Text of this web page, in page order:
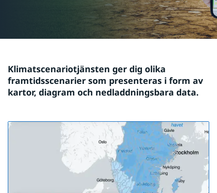
Klimatscenariotjänsten ger dig olika
framtidsscenarier som presenteras i form av
kartor, diagram och nedladdningsbara data.